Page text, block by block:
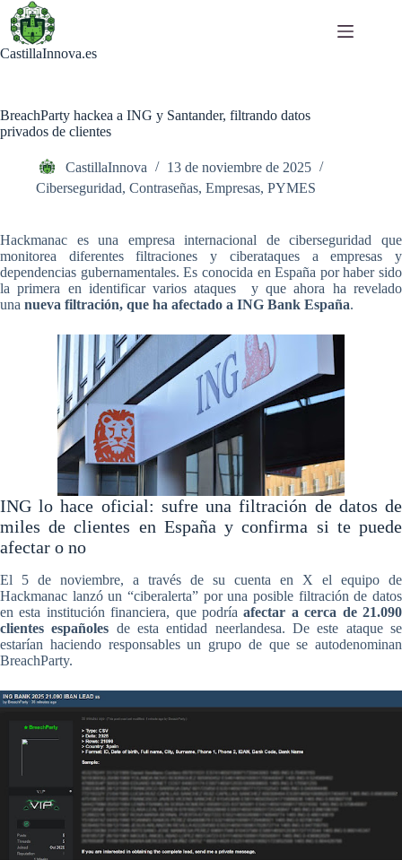
Saltar
contenido
CastillaInnova.es
BreachParty hackea a ING y Santander, filtrando datos
privados de clientes
CastillaInnova
13 de noviembre de 2025
Ciberseguridad, Contraseñas, Empresas, PYMES
Hackmanac es una empresa internacional de ciberseguridad que
monitorea diferentes filtraciones y ciberataques a empresas y
dependencias gubernamentales. Es conocida en España por haber sido
la primera en identificar varios ataques y que ahora ha revelado
una nueva filtración, que ha afectado a ING Bank España.
ING lo hace oficial: sufre una filtración de datos de
miles de clientes en España y confirma si te puede
afectar o no
El 5 de noviembre, a través de su cuenta en X el equipo de
Hackmanac lanzó un “ciberalerta” por una posible filtración de datos
en esta institución financiera, que podríaafectar a cerca de 21.090
clientes españoles de esta entidad neerlandesa. De este ataque se
estarían haciendo responsables un grupo de que se autodenominan
BreachParty.